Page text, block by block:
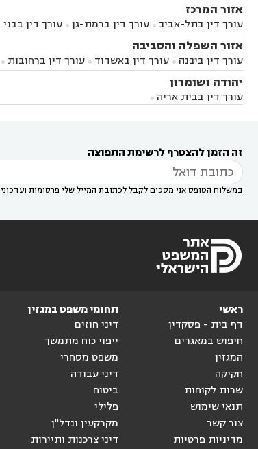
אזור המרכז
עורך דין בתל-אביב  עורך דין ברמת-גן 
עורך דין בבני
ברק עורך דין בפתח תקווה עורך דין בראשון לציון
עורך דין ברחובות עורך דין בנס ציונה
במודיעין
עורך דין בהרצליה עורך דין בחולון
עורך
דין בקרית אונו
אונו
עורך דין בבת ים
דין בשוהם 
אזור השפלה והסביבה
עורך דין ביבנה  עורך דין באשדוד  עורך דין ברחובות 
עורך דין בראשון לציון עורך דין במודיעין
עורך דין
בבאר יעקב
עורך דין בגדרהיהודה ושומרון
עורך דין בבית אריה 
זה הזמן להצטרף לרשימת התפוצה
במשלוח הטופס אני מסכים לקבל לכתובת המייל שלי פרסומות
ראשי
דף בית - פסקדין
חיפוש במאגרים
המגזין
חקיקה
שרות לקוחות
תנאי שימוש
צור קשר
מדיניות פרטיות
תחומי משפט במגזין
דיני חוזים
ייפוי כוח מתמשך
משפט מסחרי
דיני עבודה
ביטוח
פלילי
מקרקעין ונדל"ן
דיני צרכנות ותיירות